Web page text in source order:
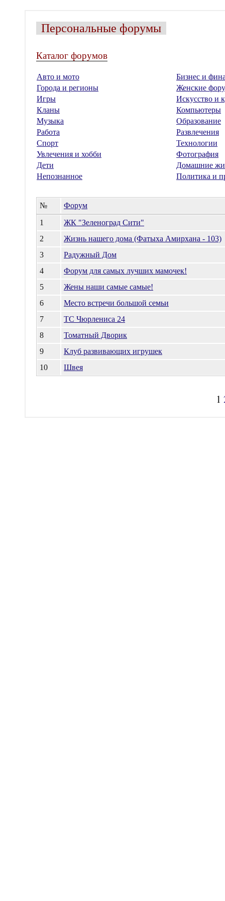
Персональные форумы
Каталог форумов
Авто и мото
Бизнес и
Города и регионы
Женские
Игры
Искусство и
Кланы
Компьютеры
Музыка
Образование
Работа
Развлечения
Спорт
Технологии
Увлечения и хобби
Фотография
Дети
Домашние
Непознанное
Политика и
№
Форум
1
ЖК "Зеленоград Сити"
2
Жизнь нашего дома (Фатыха Амирхана - 103)
3
Радужный Дом
4
Форум для самых лучших мамочек!
5
Жены наши самые самые!
6
Место встречи большой семьи
7
ТС Чюрлениса 24
8
Томатный Дворик
9
Клуб развивающих игрушек
10
Швея
1